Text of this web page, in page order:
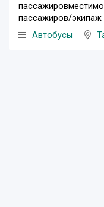
пассажиров/экипаж
Автобусы